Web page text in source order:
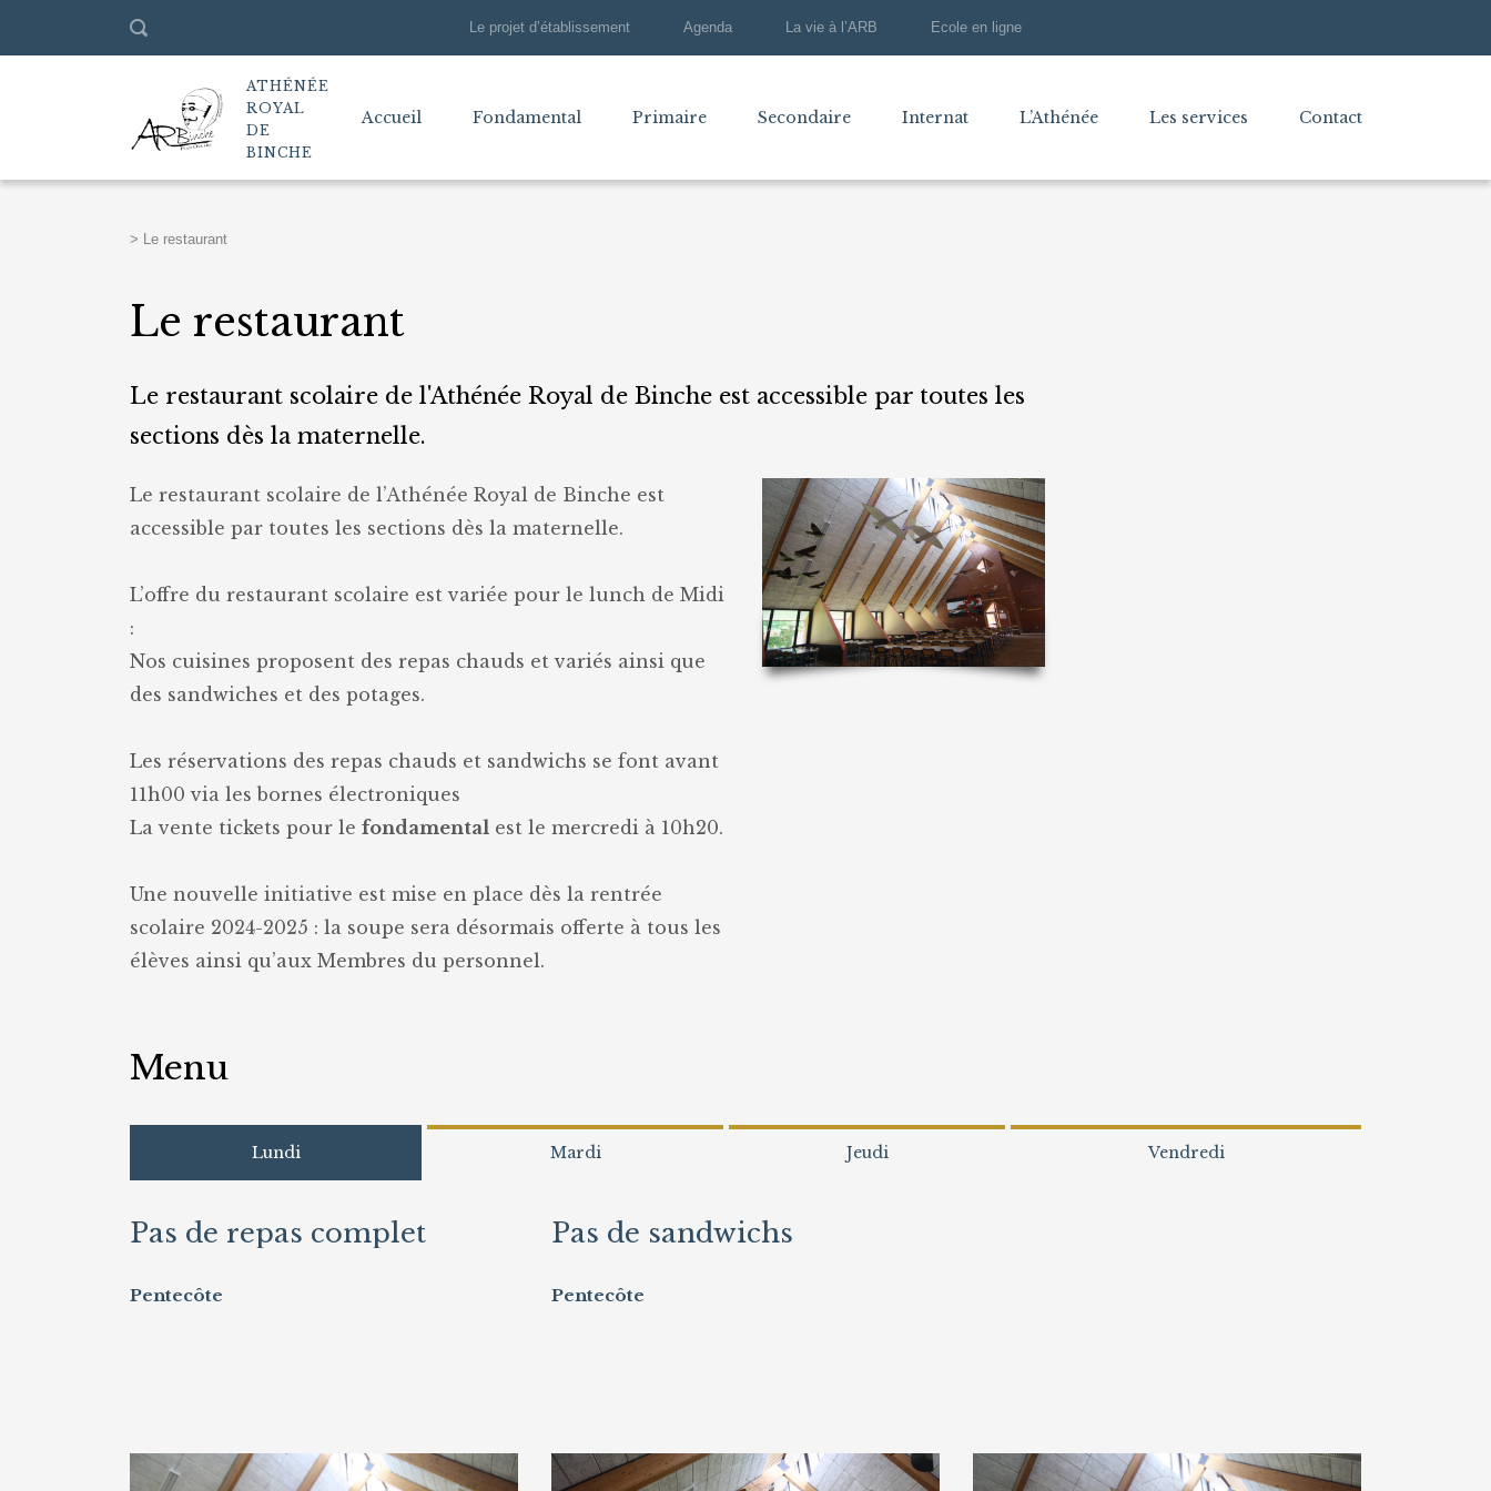
Le projet d’établissement Agenda La vie à l’ARB Ecole en ligne
ATHÉNÉE
ROYAL
DE
BINCHE
Accueil Fondamental Primaire Secondaire Internat L’Athénée Les services Contact
> Le restaurant
Le restaurant
Le restaurant scolaire de l'Athénée Royal de Binche est accessible par toutes les
sections dès la maternelle.
Le restaurant scolaire de l’Athénée Royal de Binche est
accessible par toutes les sections dès la maternelle.
L’offre du restaurant scolaire est variée pour le lunch de Midi
:
Nos cuisines proposent des repas chauds et variés ainsi que
des sandwiches et des potages.
Les réservations des repas chauds et sandwichs se font avant
11h00 via les bornes électroniques
La vente tickets pour le fondamental est le mercredi à 10h20.
Une nouvelle initiative est mise en place dès la rentrée
scolaire 2024-2025 : la soupe sera désormais offerte à tous les
élèves ainsi qu’aux Membres du personnel.
Menu
Lundi Mardi Jeudi Vendredi
Pas de repas complet
Pentecôte
Pas de sandwichs
Pentecôte